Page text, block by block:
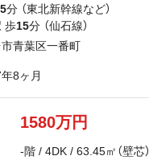
分 （東北新幹線など）
歩15分 （仙石線）
青葉区一番町
8ヶ月
1580万円
-階 / 4DK / 63.45㎡（壁芯）